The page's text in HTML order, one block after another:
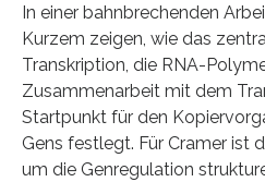
In einer bahnbrechenden
Kurzem zeigen, wie das
Transkription, die RNA-
Zusammenarbeit mit dem
Startpunkt für den
Gens festlegt. Für Cramer ist
um die Genregulation